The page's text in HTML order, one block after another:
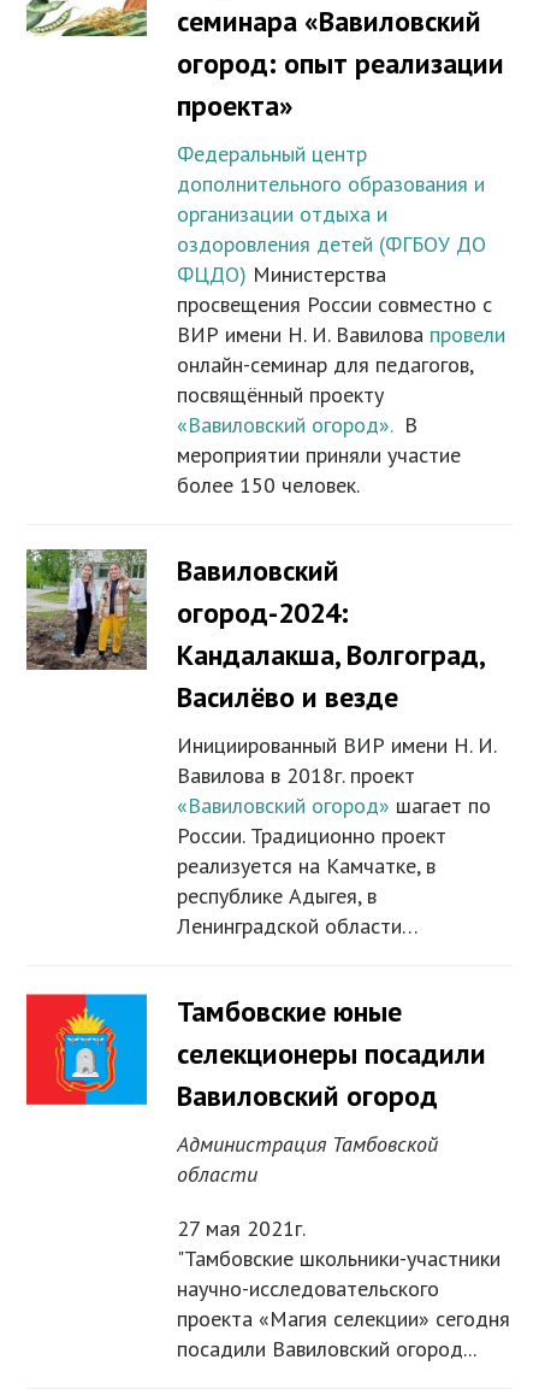
семинара «Вавиловский
огород: опыт реализации
проекта»
Федеральный центр
дополнительного образования и
организации отдыха и
оздоровления детей (ФГБОУ ДО
ФЦДО) Министерства
просвещения России совместно с
ВИР имени Н. И. Вавилова провели
онлайн-семинар для педагогов,
посвящённый проекту
«Вавиловский огород». В
мероприятии приняли участие
более 150 человек.
Вавиловский
огород-2024:
Кандалакша, Волгоград,
Василёво и везде
Инициированный ВИР имени Н. И.
Вавилова в 2018г. проект
«Вавиловский огород» шагает по
России. Традиционно проект
реализуется на Камчатке, в
республике Адыгея, в
Ленинградской области…
Тамбовские юные
селекционеры посадили
Вавиловский огород
Администрация Тамбовской
области
27 мая 2021г.
"Тамбовские школьники-участники
научно-исследовательского
проекта «Магия селекции» сегодня
посадили Вавиловский огород...